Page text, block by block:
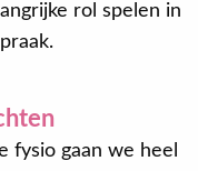
rol spelen in
fysio gaan we heel